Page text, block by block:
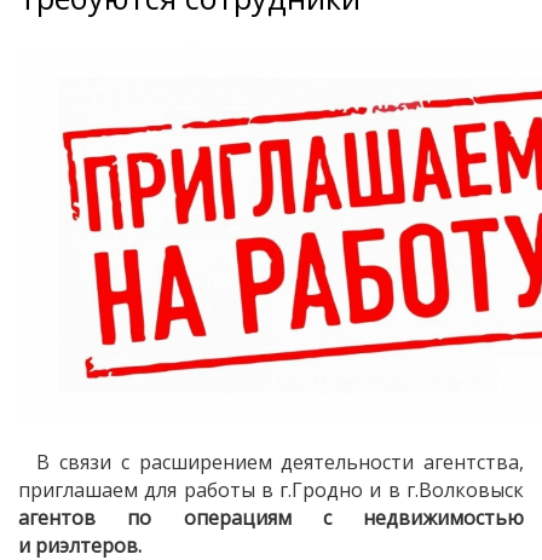
В связи с расширением деятельности агентства,
приглашаем для работы в г.Гродно и в г.Волковыск
агентов по операциям с недвижимостью
и риэлтеров.